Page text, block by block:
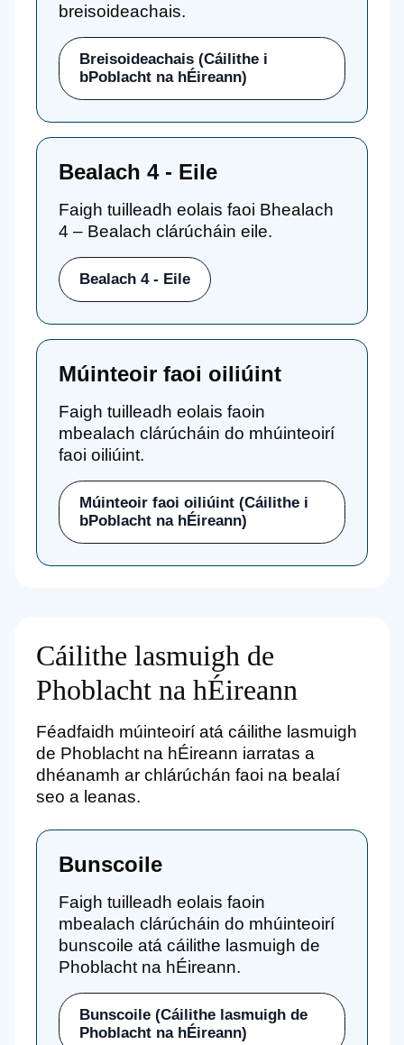
breisoideachais.
Breisoideachais (Cáilithe i
bPoblacht na hÉireann)
Bealach 4 - Eile
Faigh tuilleadh eolais faoi Bhealach
4 – Bealach clárúcháin eile.
Bealach 4 - Eile
Múinteoir faoi oiliúint
Faigh tuilleadh eolais faoin
mbealach clárúcháin do mhúinteoirí
faoi oiliúint.
Múinteoir faoi oiliúint (Cáilithe i
bPoblacht na hÉireann)
Cáilithe lasmuigh de
Phoblacht na hÉireann
Féadfaidh múinteoirí atá cáilithe lasmuigh
de Phoblacht na hÉireann iarratas a
dhéanamh ar chlárúchán faoi na bealaí
seo a leanas.
Bunscoile
Faigh tuilleadh eolais faoin
mbealach clárúcháin do mhúinteoirí
bunscoile atá cáilithe lasmuigh de
Phoblacht na hÉireann.
Bunscoile (Cáilithe lasmuigh de
Phoblacht na hÉireann)